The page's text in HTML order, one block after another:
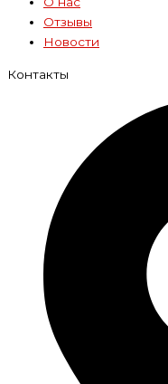
Отзывы
Новости
Контакты